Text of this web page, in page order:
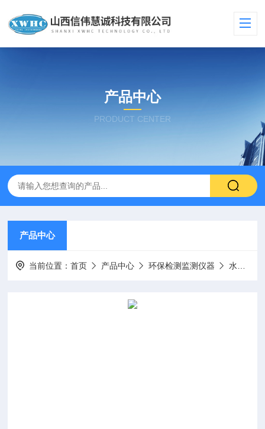
产品中心
PRODUCT CENTER
产品中心
当前位置：首页 产品中心 环保检测监测仪器 水位计